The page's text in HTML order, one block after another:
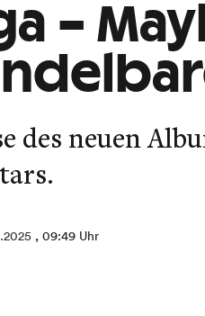
–
des neuen
, 09:49 Uhr